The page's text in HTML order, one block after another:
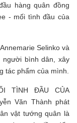
hàng quân đồng
- mối tình đầu của
Selinko và
người bình dân, xây
tác phẩm của mình.
TÌNH ĐẦU CỦA
Văn Thành phát
vật tướng quân là